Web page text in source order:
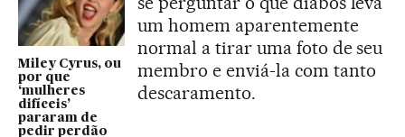
Miley Cyrus, ou
por que
‘mulheres
difíceis’
pararam de
pedir perdão
um homem aparentemente
normal a tirar uma foto de seu
membro e enviá-la com tanto
descaramento.